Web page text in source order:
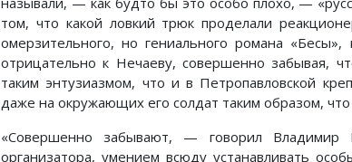
том, что какой ловкий трюк проделали
омерзительного, но гениального романа
отрицательно к Нечаеву, совершенно забывая,
таким энтузиазмом, что и в Петропавловской
даже на окружающих его солдат таким образом,
«Совершенно забывают, — говорил
организатора, умением всюду устанавливать